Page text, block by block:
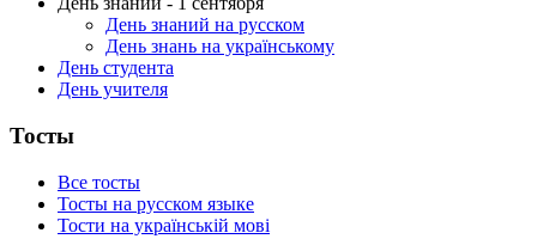
День знаний на русском
День знань на українському
День студента
День учителя
Тосты
Все тосты
Тосты на русском языке
Тости на українській мові